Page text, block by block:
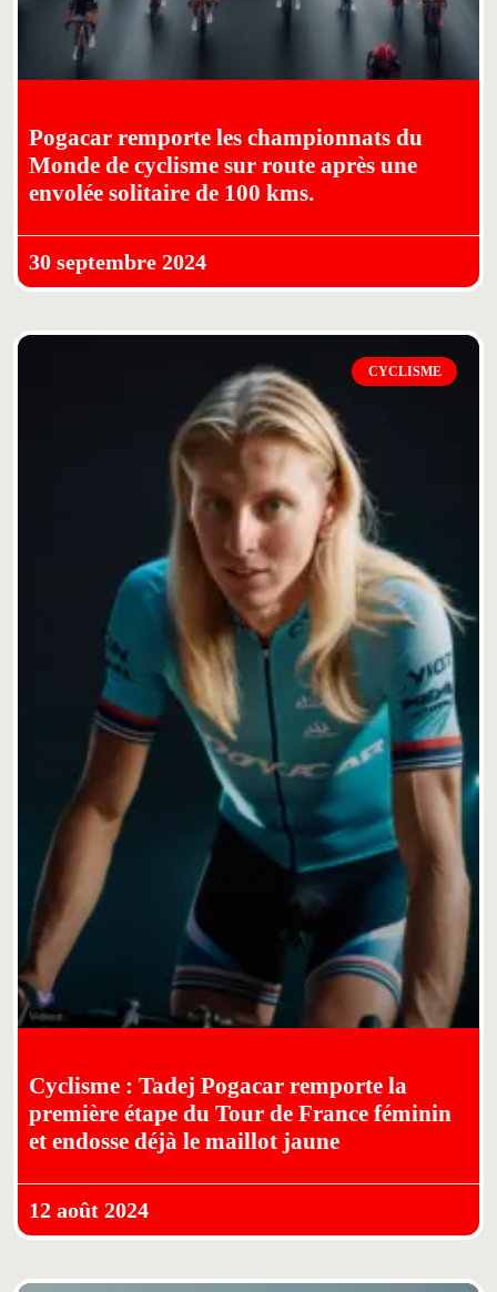
Pogacar remporte les championnats du
Monde de cyclisme sur route après une
envolée solitaire de 100 kms.
30 septembre 2024
CYCLISME
Cyclisme : Tadej Pogacar remporte la
première étape du Tour de France féminin
et endosse déjà le maillot jaune
12 août 2024